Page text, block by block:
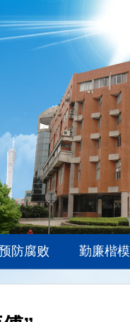
防腐败 勤廉楷模